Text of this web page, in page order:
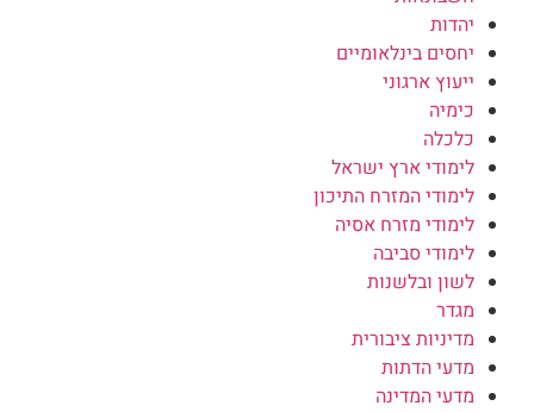
יהדות
יחסים בינלאומיים
ייעוץ ארגוני
כימיה
כלכלה
לימודי ארץ ישראל
לימודי המזרח התיכון
לימודי מזרח אסיה
לימודי סביבה
לשון ובלשנות
מגדר
מדיניות ציבורית
מדעי הדתות
מדעי המדינה